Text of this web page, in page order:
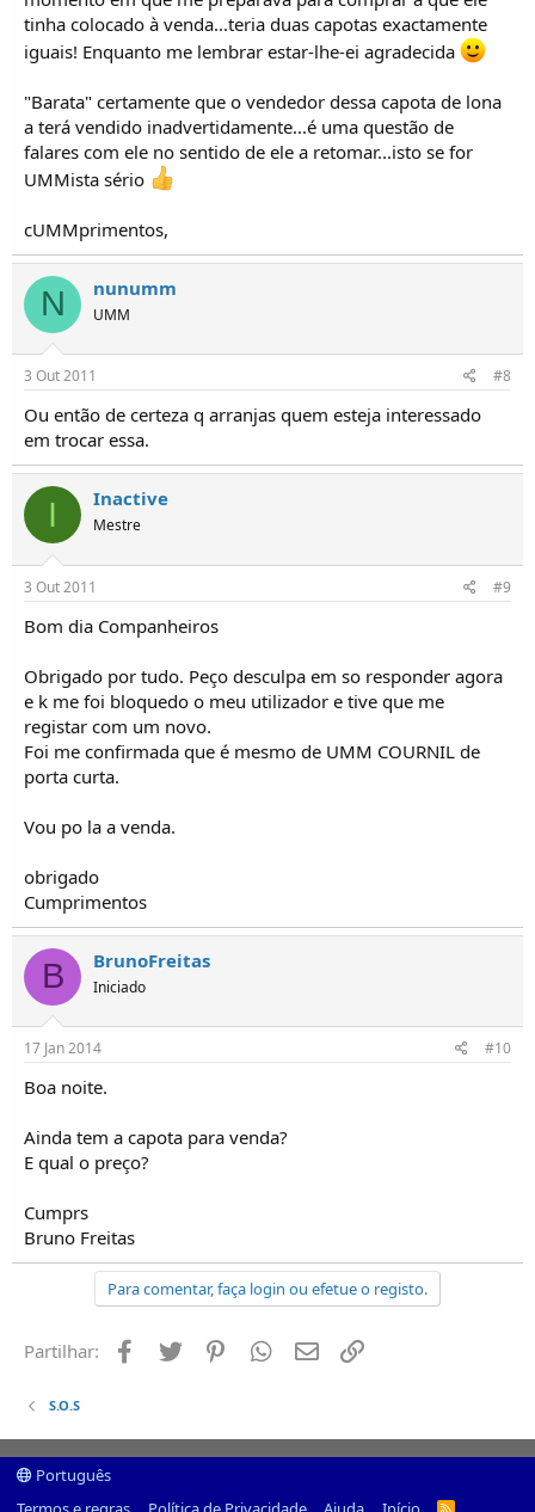
tinha colocado à venda...teria duas capotas exactamente
iguais! Enquanto me lembrar estar-lhe-ei agradecida
"Barata" certamente que o vendedor dessa capota de lona
a terá vendido inadvertidamente...é uma questão de
falares com ele no sentido de ele a retomar...isto se for
UMMista sério
cUMMprimentos,
N nunumm
UMM
3 Out 2011 #8
Ou então de certeza q arranjas quem esteja interessado
em trocar essa.
I Inactive
Mestre
3 Out 2011 #9
Bom dia Companheiros
Obrigado por tudo. Peço desculpa em so responder agora
e k me foi bloquedo o meu utilizador e tive que me
registar com um novo.
Foi me confirmada que é mesmo de UMM COURNIL de
porta curta.
Vou po la a venda.
obrigado
Cumprimentos
B BrunoFreitas
Iniciado
17 Jan 2014 #10
Boa noite.
Ainda tem a capota para venda?
E qual o preço?
Cumprs
Bruno Freitas
Para comentar, faça login ou efetue o registo.
Partilhar: Facebook
Twitter PinterestWhatsapp
Email
S.O.S
Português
R